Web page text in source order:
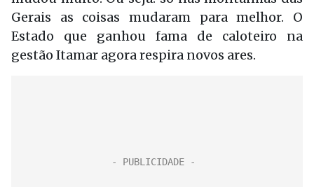
Gerais as coisas mudaram para melhor. O
Estado que ganhou fama de caloteiro na
gestão Itamar agora respira novos ares.